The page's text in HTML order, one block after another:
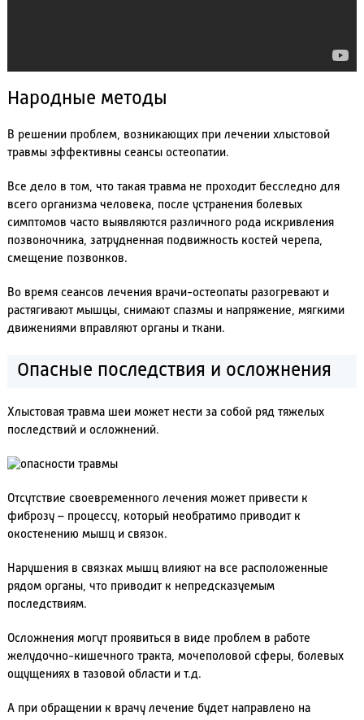
Народные методы
В решении проблем, возникающих при лечении хлыстовой
травмы эффективны сеансы остеопатии.
Все дело в том, что такая травма не проходит бесследно для
всего организма человека, после устранения болевых
симптомов часто выявляются различного рода искривления
позвоночника, затрудненная подвижность костей черепа,
смещение позвонков.
Во время сеансов лечения врачи-остеопаты разогревают и
растягивают мышцы, снимают спазмы и напряжение, мягкими
движениями вправляют органы и ткани.
Опасные последствия и осложнения
Хлыстовая травма шеи может нести за собой ряд тяжелых
последствий и осложнений.
Отсутствие своевременного лечения может привести к
фиброзу – процессу, который необратимо приводит к
окостенению мышц и связок.
Нарушения в связках мышц влияют на все расположенные
рядом органы, что приводит к непредсказуемым
последствиям.
Осложнения могут проявиться в виде проблем в работе
желудочно-кишечного тракта, мочеполовой сферы, болевых
ощущениях в тазовой области и т.д.
А при обращении к врачу лечение будет направлено на